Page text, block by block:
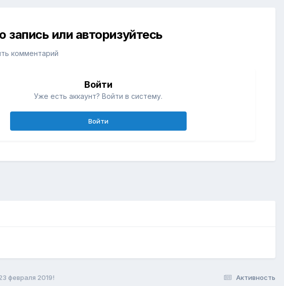
или авторизуйтесь
комментарий
Войти
Уже есть аккаунт? Войти в систему.
Войти
Активность
февраля 2019!